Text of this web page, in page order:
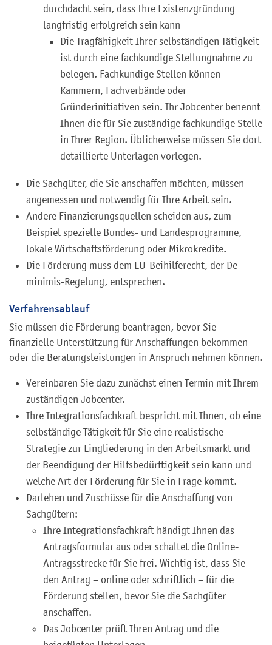
durchdacht sein, dass Ihre Existenzgründung
langfristig erfolgreich sein kann
Die Tragfähigkeit Ihrer selbständigen Tätigkeit
ist durch eine fachkundige Stellungnahme zu
belegen. Fachkundige Stellen können
Kammern, Fachverbände oder
Gründerinitiativen sein. Ihr Jobcenter benennt
Ihnen die für Sie zuständige fachkundige Stelle
in Ihrer Region. Üblicherweise müssen Sie dort
detaillierte Unterlagen vorlegen.
Die Sachgüter, die Sie anschaffen möchten, müssen
angemessen und notwendig für Ihre Arbeit sein.
Andere Finanzierungsquellen scheiden aus, zum
Beispiel spezielle Bundes- und Landesprogramme,
lokale Wirtschaftsförderung oder Mikrokredite.
Die Förderung muss dem EU-Beihilferecht, der De-
minimis-Regelung, entsprechen.
Verfahrensablauf
Sie müssen die Förderung beantragen, bevor Sie
finanzielle Unterstützung für Anschaffungen bekommen
oder die Beratungsleistungen in Anspruch nehmen können.
Vereinbaren Sie dazu zunächst einen Termin mit Ihrem
zuständigen Jobcenter.
Ihre Integrationsfachkraft bespricht mit Ihnen, ob eine
selbständige Tätigkeit für Sie eine realistische
Strategie zur Eingliederung in den Arbeitsmarkt und
der Beendigung der Hilfsbedürftigkeit sein kann und
welche Art der Förderung für Sie in Frage kommt.
Darlehen und Zuschüsse für die Anschaffung von
Sachgütern:
Ihre Integrationsfachkraft händigt Ihnen das
Antragsformular aus oder schaltet die Online-
Antragsstrecke für Sie frei. Wichtig ist, dass Sie
den Antrag – online oder schriftlich – für die
Förderung stellen, bevor Sie die Sachgüter
anschaffen.
Das Jobcenter prüft Ihren Antrag und die